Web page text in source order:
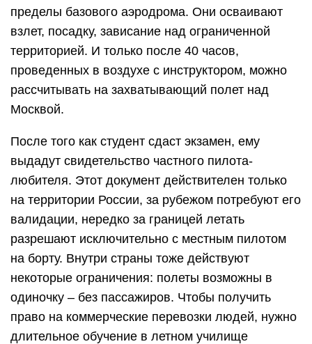
пределы базового аэродрома. Они осваивают
взлет, посадку, зависание над ограниченной
территорией. И только после 40 часов,
проведенных в воздухе с инструктором, можно
рассчитывать на захватывающий полет над
Москвой.
После того как студент сдаст экзамен, ему
выдадут свидетельство частного пилота-
любителя. Этот документ действителен только
на территории России, за рубежом потребуют его
валидации, нередко за границей летать
разрешают исключительно с местным пилотом
на борту. Внутри страны тоже действуют
некоторые ограничения: полеты возможны в
одиночку – без пассажиров. Чтобы получить
право на коммерческие перевозки людей, нужно
длительное обучение в летном училище